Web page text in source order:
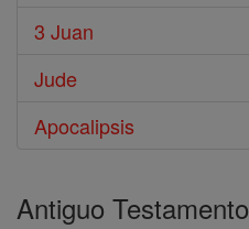
3 Juan
Jude
Apocalipsis
Antiguo Testamento